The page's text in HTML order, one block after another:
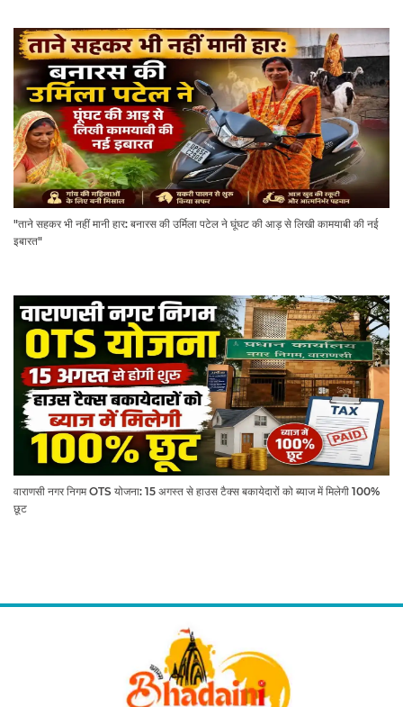
"ताने सहकर भी नहीं मानी हार: बनारस की उर्मिला पटेल ने घूंघट की आड़ से लिखी कामयाबी की नई
इबारत"
वाराणसी नगर निगम OTS योजना: 15 अगस्त से हाउस टैक्स बकायेदारों को ब्याज में मिलेगी 100%
छूट